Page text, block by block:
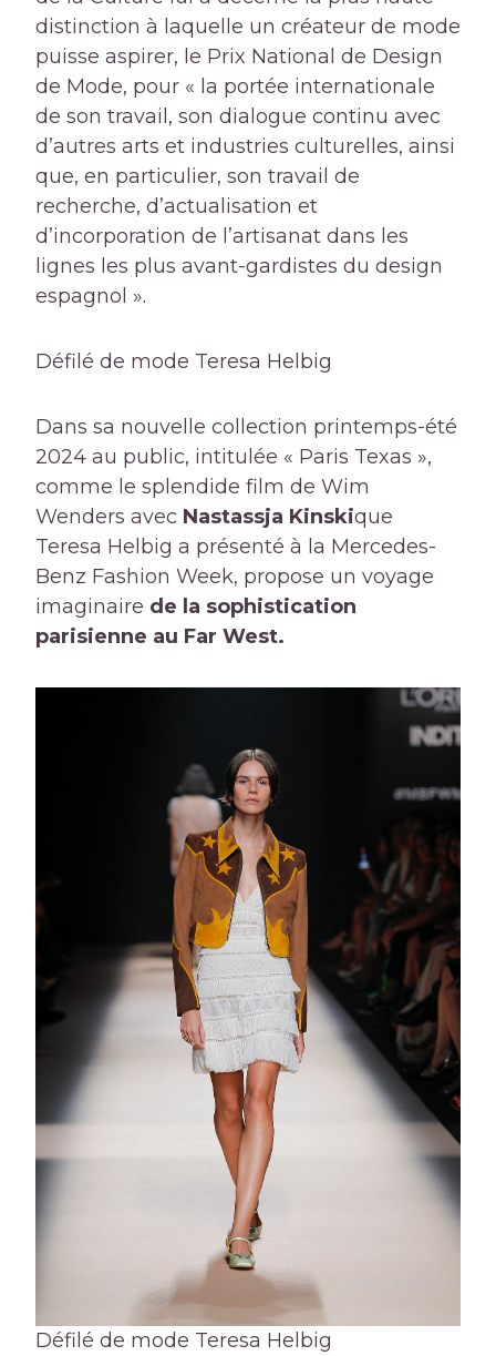
distinction à laquelle un créateur de mode
puisse aspirer, le Prix National de Design
de Mode, pour « la portée internationale
de son travail, son dialogue continu avec
d’autres arts et industries culturelles, ainsi
que, en particulier, son travail de
recherche, d’actualisation et
d’incorporation de l’artisanat dans les
lignes les plus avant-gardistes du design
espagnol ».
Défilé de mode Teresa Helbig
Dans sa nouvelle collection printemps-été
2024 au public, intitulée « Paris Texas »,
comme le splendide film de Wim
Wenders avec Nastassja Kinskique
Teresa Helbig a présenté à la Mercedes-
Benz Fashion Week, propose un voyage
imaginaire de la sophistication
parisienne au Far West.
Défilé de mode Teresa Helbig